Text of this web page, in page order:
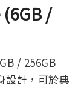
(6GB /
/ 256GB
設計，可於典